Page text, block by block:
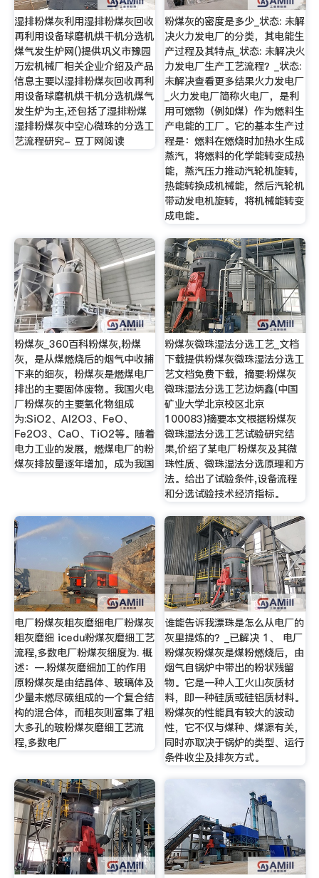
湿排粉煤灰利用湿排粉煤灰回收
再利用设备球磨机烘干机分选机
煤气发生炉网()提供巩义市豫园
万宏机械厂相关企业介绍及产品
信息主要以湿排粉煤灰回收再利
用设备球磨机烘干机分选机煤气
发生炉为主,还包括了湿排粉煤
湿排粉煤灰中空心微珠的分选工
艺流程研究- 豆丁网阅读
粉煤灰的密度是多少_状态: 未解
决火力发电厂的分类，其电能生
产过程及其特点_状态: 未解决火
力发电厂生产工艺流程？_状态:
未解决查看更多结果火力发电厂
_火力发电厂简称火电厂，是利
用可燃物（例如煤）作为燃料生
产电能的工厂。它的基本生产过
程是：燃料在燃烧时加热水生成
蒸汽，将燃料的化学能转变成热
能，蒸汽压力推动汽轮机旋转，
热能转换成机械能，然后汽轮机
带动发电机旋转，将机械能转变
成电能。
粉煤灰_360百科粉煤灰,粉煤
灰，是从煤燃烧后的烟气中收捕
下来的细灰，粉煤灰是燃煤电厂
排出的主要固体废物。我国火电
厂粉煤灰的主要氧化物组成
为:SiO2、Al2O3、FeO、
Fe2O3、CaO、TiO2等。随着
电力工业的发展，燃煤电厂的粉
煤灰排放量逐年增加，成为我国
粉煤灰微珠湿法分选工艺_文档
下载提供粉煤灰微珠湿法分选工
艺文档免费下载，摘要:粉煤灰
微珠湿法分选工艺边炳鑫(中国
矿业大学北京校区北京
100083)摘要本文根据粉煤灰
微珠湿法分选工艺试验研究结
果,价绍了某电厂粉煤灰及其微
珠性质、微珠湿法分选原理和方
法。给出了试验条件,设备流程
和分选试验技术经济指标。
电厂粉煤灰粗灰磨细电厂粉煤灰
粗灰磨细 icedu粉煤灰磨细工艺
流程,多数电厂粉煤灰细度为. 概
述：一.粉煤灰磨细加工的作用
原粉煤灰是由结晶体、玻璃体及
少量未燃尽碳组成的一个复合结
构的混合体，而粗灰则富集了粗
大多孔的玻粉煤灰磨细工艺流
程,多数电厂
谁能告诉我漂珠是怎么从电厂的
灰里提炼的？_已解决 1、 电厂
粉煤灰粉煤灰是煤粉燃烧后，由
烟气自锅炉中带出的粉状残留
物。它是一种人工火山灰质材
料，即一种硅质或硅铝质材料。
粉煤灰的性能具有较大的波动
性，它不仅与煤种、煤源有关，
同时亦取决于锅炉的类型、运行
条件收尘及排灰方式。